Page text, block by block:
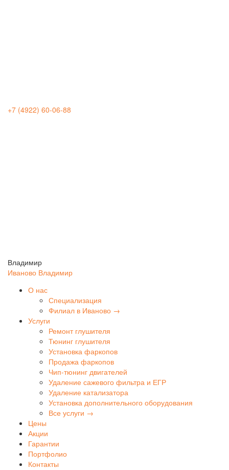
+7 (4922) 60-06-88
Владимир
Иваново Владимир
О нас
Специализация
Филиал в Иваново →
Услуги
Ремонт глушителя
Тюнинг глушителя
Установка фаркопов
Продажа фаркопов
Чип-тюнинг двигателей
Удаление сажевого фильтра и ЕГР
Удаление катализатора
Установка дополнительного оборудования
Все услуги →
Цены
Акции
Гарантии
Портфолио
Контакты